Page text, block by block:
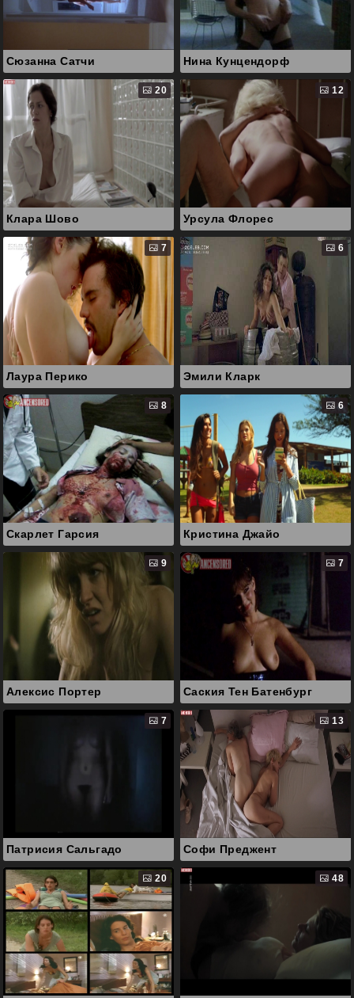
Сюзанна Сатчи Нина Кунцендорф
20
Клара Шово
12
Урсула Флорес
7
Лаура Перико
6
Эмили Кларк
8
Скарлет Гарсия
6
Кристина Джайо
9
Алексис Портер
7
Саския Тен Батенбург
7
Патрисия Сальгадо
13
Софи Преджент
20 48